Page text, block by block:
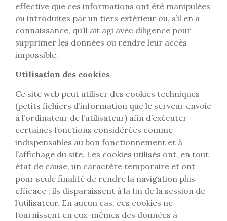
effective que ces informations ont été manipulées
ou introduites par un tiers extérieur ou, s’il en a
connaissance, qu’il ait agi avec diligence pour
supprimer les données ou rendre leur accès
impossible.
Utilisation des cookies
Ce site web peut utiliser des cookies techniques
(petits fichiers d’information que le serveur envoie
à l’ordinateur de l’utilisateur) afin d’exécuter
certaines fonctions considérées comme
indispensables au bon fonctionnement et à
l’affichage du site. Les cookies utilisés ont, en tout
état de cause, un caractère temporaire et ont
pour seule finalité de rendre la navigation plus
efficace ; ils disparaissent à la fin de la session de
l’utilisateur. En aucun cas, ces cookies ne
fournissent en eux-mêmes des données à